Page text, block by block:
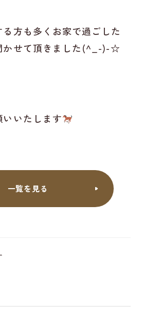
方も多くお家で過ごした
かせて頂きました(^_-)-☆
いたします
一覧を見る